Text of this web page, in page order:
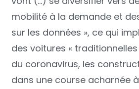
mobilité à la demande et
sur les données », ce qui
des voitures «
du coronavirus, les
dans une course acharnée